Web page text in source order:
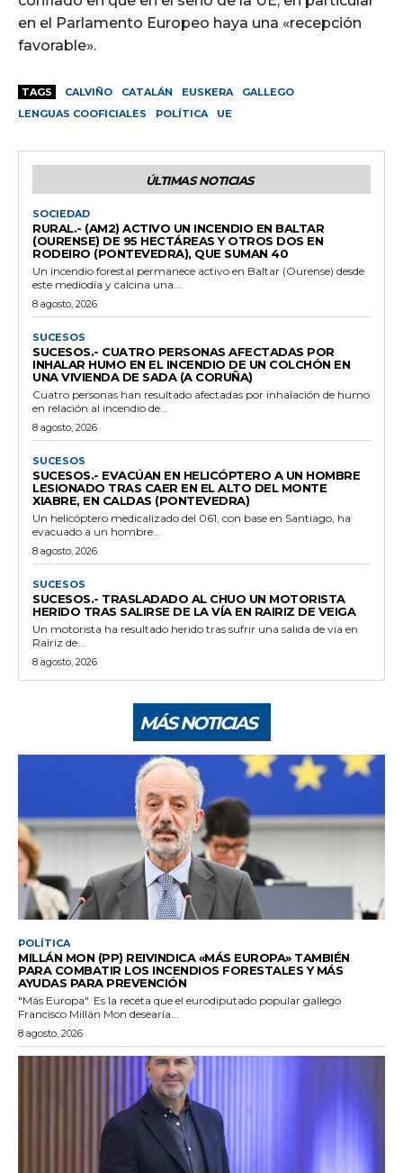
en el Parlamento Europeo haya una «recepción
favorable».
TAGS CALVIÑO CATALÁN EUSKERA
GALLEGO
LENGUAS COOFICIALES
POLÍTICA UE
ÚLTIMAS NOTICIAS
SOCIEDAD
RURAL.- (AM2) ACTIVO UN INCENDIO EN BALTAR
(OURENSE) DE 95 HECTÁREAS Y OTROS DOS EN
RODEIRO (PONTEVEDRA), QUE SUMAN 40
Un incendio forestal permanece activo en Baltar (Ourense) desde
este mediodía y calcina una...
8 agosto, 2026
SUCESOS
SUCESOS.- CUATRO PERSONAS AFECTADAS POR
INHALAR HUMO EN EL INCENDIO DE UN COLCHÓN EN
UNA VIVIENDA DE SADA (A CORUÑA)
Cuatro personas han resultado afectadas por inhalación de humo
en relación al incendio de...
8 agosto, 2026
SUCESOS
SUCESOS.- EVACÚAN EN HELICÓPTERO A UN HOMBRE
LESIONADO TRAS CAER EN EL ALTO DEL MONTE
XIABRE, EN CALDAS (PONTEVEDRA)
Un helicóptero medicalizado del 061, con base en Santiago, ha
evacuado a un hombre...
8 agosto, 2026
SUCESOS
SUCESOS.- TRASLADADO AL CHUO UN MOTORISTA
HERIDO TRAS SALIRSE DE LA VÍA EN RAIRIZ DE VEIGA
Un motorista ha resultado herido tras sufrir una salida de vía en
Rairiz de...
8 agosto, 2026
MÁS NOTICIAS
POLÍTICA
MILLÁN MON (PP) REIVINDICA «MÁS EUROPA» TAMBIÉN
PARA COMBATIR LOS INCENDIOS FORESTALES Y MÁS
AYUDAS PARA PREVENCIÓN
"Más Europa". Es la receta que el eurodiputado popular gallego
Francisco Millán Mon desearía...
8 agosto, 2026